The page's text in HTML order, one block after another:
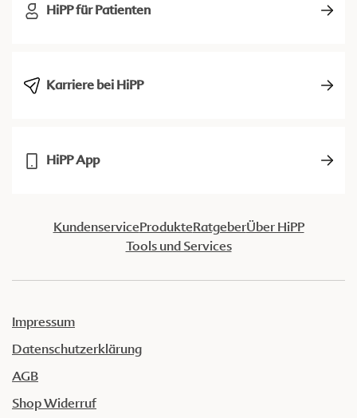
HiPP für Patienten
Karriere bei HiPP
HiPP App
KundenserviceProdukteRatgeberÜber HiPP
Tools und Services
Impressum
Datenschutzerklärung
AGB
Shop Widerruf